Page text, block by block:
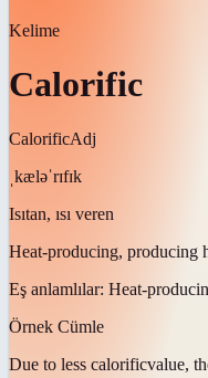
Kelime
Calorific
CalorificAdj
ˌkæləˈrɪfɪk
Isıtan, ısı veren
Heat-producing, producing
Eş anlamlılar: Heat-
Örnek Cümle
Due to less calorificvalue,